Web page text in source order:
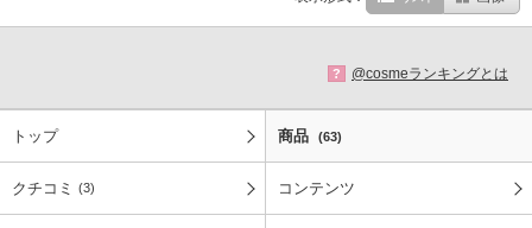
? @cosmeランキングとは
トップ 商品 (63)
クチコミ (3) コンテンツ